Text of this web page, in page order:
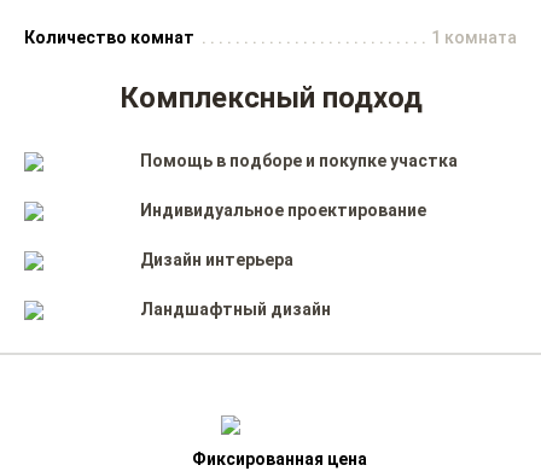
Количество комнат 1 комната
Комплексный подход
Помощь в подборе и покупке участка
Индивидуальное проектирование
Дизайн интерьера
Ландшафтный дизайн
Фиксированная цена